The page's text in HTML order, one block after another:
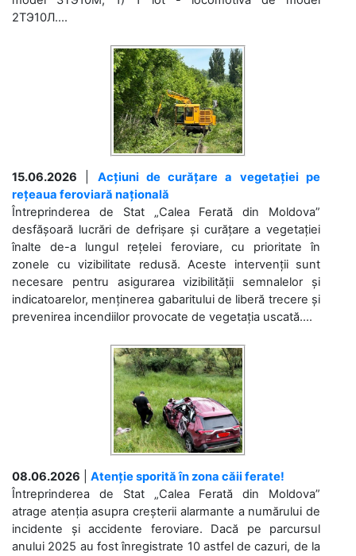
2ТЭ10Л....
15.06.2026
Acțiuni de curățare a vegetației pe
rețeaua feroviară națională
Întreprinderea de Stat „Calea Ferată din Moldova”
desfășoară lucrări de defrișare și curățare a vegetației
înalte de-a lungul rețelei feroviare, cu prioritate în
zonele cu vizibilitate redusă. Aceste intervenții sunt
necesare pentru asigurarea vizibilității semnalelor și
indicatoarelor, menținerea gabaritului de liberă trecere și
prevenirea incendiilor provocate de vegetația uscată....
08.06.2026
Atenție sporită în zona căii ferate!
Întreprinderea de Stat „Calea Ferată din Moldova”
atrage atenția asupra creșterii alarmante a numărului de
incidente și accidente feroviare. Dacă pe parcursul
anului 2025 au fost înregistrate 10 astfel de cazuri, de la